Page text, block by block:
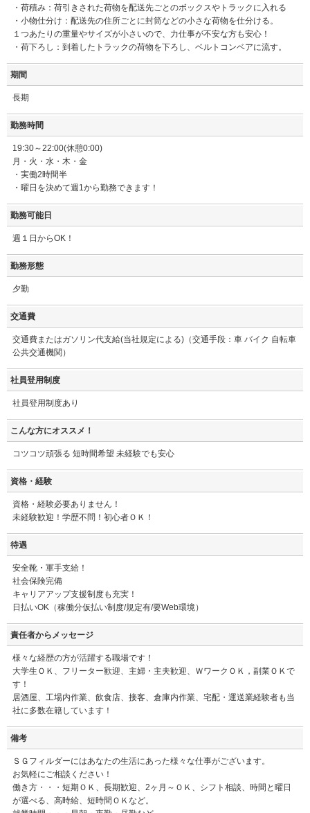
・荷積み：荷引きされた荷物を配送先ごとのボックスやトラックに入れる
・小物仕分け：配送先の住所ごとに封筒などの小さな荷物を仕分ける。
１つあたりの重量やサイズが小さいので、力仕事が不安な方も安心！
・荷下ろし：到着したトラックの荷物を下ろし、ベルトコンベアに流す。
期間
長期
勤務時間
19:30～22:00(休憩0:00)
月・火・水・木・金
・実働2時間半
・曜日を決めて週1から勤務できます！
勤務可能日
週１日からOK！
勤務形態
夕勤
交通費
交通費またはガソリン代支給(当社規定による)（交通手段：車 バイク 自転車
公共交通機関）
社員登用制度
社員登用制度あり
こんな方にオススメ！
コツコツ頑張る 短時間希望 未経験でも安心
資格・経験
資格・経験必要ありません！
未経験歓迎！学歴不問！初心者ＯＫ！
待遇
安全靴・軍手支給！
社会保険完備
キャリアアップ支援制度も充実！
日払いOK（稼働分仮払い制度/規定有/要Web環境）
責任者からメッセージ
様々な経歴の方が活躍する職場です！
大学生ＯＫ、フリーター歓迎、主婦・主夫歓迎、ＷワークＯＫ，副業ＯＫで
す！
居酒屋、工場内作業、飲食店、接客、倉庫内作業、宅配・運送業経験者も当
社に多数在籍しています！
備考
ＳＧフィルダーにはあなたの生活にあった様々な仕事がございます。
お気軽にご相談ください！
働き方・・・短期ＯＫ、長期歓迎、2ヶ月～ＯＫ、シフト相談、時間と曜日
が選べる、高時給、短時間ＯＫなど。